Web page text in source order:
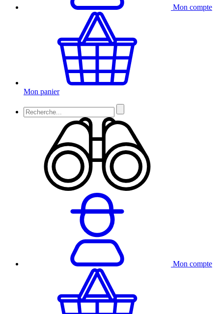
Mon compte
Mon panier
Mon compte